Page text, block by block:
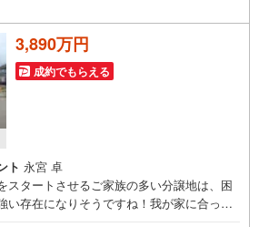
3,890万円
成約でもらえる
ト 永宮 卓
スタートさせるご家族の多い分譲地は、困
い存在になりそうですね！我が家に合った